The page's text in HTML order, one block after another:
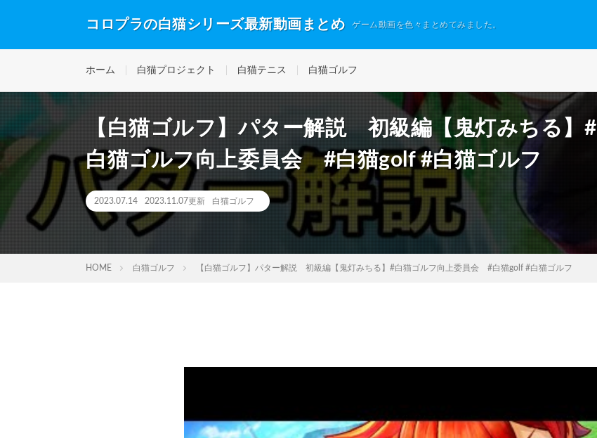
コロプラの白猫シリーズ最新動画まとめ ゲーム動画を色々まとめてみました。
ホーム 白猫プロジェクト 白猫テニス 白猫ゴルフ
【白猫ゴルフ】パター解説 初級編【鬼灯みちる】#
白猫ゴルフ向上委員会 #白猫golf #白猫ゴルフ
2023.07.14 2023.11.07更新 白猫ゴルフ
HOME 白猫ゴルフ 【白猫ゴルフ】パター解説 初級編【鬼灯みちる】#白猫ゴルフ向上委員会 #白猫golf #白猫ゴルフ